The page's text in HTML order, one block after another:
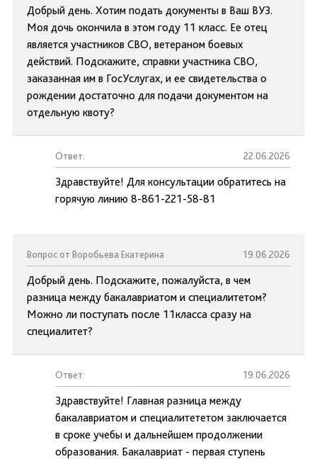
Добрый день. Хотим подать документы в Ваш ВУЗ.
Моя дочь окончила в этом году 11 класс. Ее отец
является участников СВО, ветераном боевых
действий. Подскажите, справки участника СВО,
заказанная им в ГосУслугах, и ее свидетельства о
рождении достаточно для подачи документом на
отдельную квоту?
Ответ: 22.06.2026
Здравствуйте! Для консультации обратитесь на
горячую линию 8-861-221-58-81
Вопрос от Воробьева Екатерина 19.06.2026
Добрый день. Подскажите, пожалуйста, в чем
разница между бакалавриатом и специалитетом?
Можно ли поступать после 11класса сразу на
специалитет?
Ответ: 19.06.2026
Здравствуйте! Главная разница между
бакалавриатом и специалитететом заключается
в сроке учебы и дальнейшем продолжении
образования. Бакалавриат - первая ступень